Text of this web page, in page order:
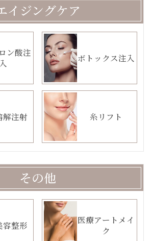
イジングケア
ン酸注
入
ボトックス注入
解注射 糸リフト
その他
容整形
医療アートメイ
ク